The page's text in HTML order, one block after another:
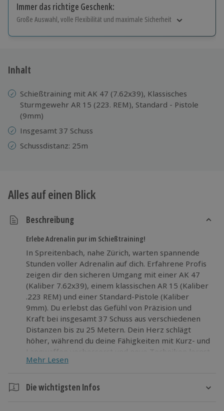
Immer das richtige Geschenk:
Große Auswahl, volle Flexibilität und maximale Sicherheit
Jeder Gutschein für alle Erlebnisse einlösbar.
Inhalt
Schießtraining mit AK 47 (7.62x39), Klassisches
Sturmgewehr AR 15 (223. REM), Standard - Pistole
(9mm)
Insgesamt 37 Schuss
Schussdistanz: 25m
Alles auf einen Blick
Beschreibung
Erlebe Adrenalin pur im Schießtraining!
In Spreitenbach, nahe Zürich, warten spannende
Stunden voller Adrenalin auf dich. Erfahrene Profis
zeigen dir den sicheren Umgang mit einer AK 47
(Kaliber 7.62x39), einem klassischen AR 15 (Kaliber
.223 REM) und einer Standard-Pistole (Kaliber
9mm). Du erlebst das Gefühl von Präzision und
Kraft bei insgesamt 37 Schuss aus verschiedenen
Distanzen bis zu 25 Metern. Dein Herz schlägt
höher, während du deine Fähigkeiten mit Kurz- und
Langwaffen verbesserst und neue Techniken lernst.
Das ultimative Schusstraining für alle
ultimative Schießtraining in Spreitenbach: Spüre
den Nervenkitzel und lerne den sicheren Umgang
Mehr Lesen
Die wichtigsten Infos